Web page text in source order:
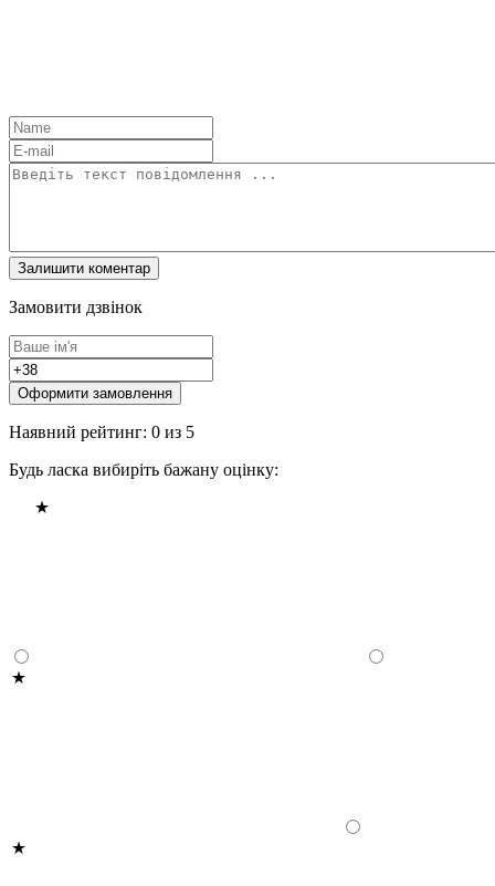
Замовити дзвінок
Оформити замовлення
Наявний рейтинг: 0 из 5
Будь ласка вибиріть бажану оцінку: